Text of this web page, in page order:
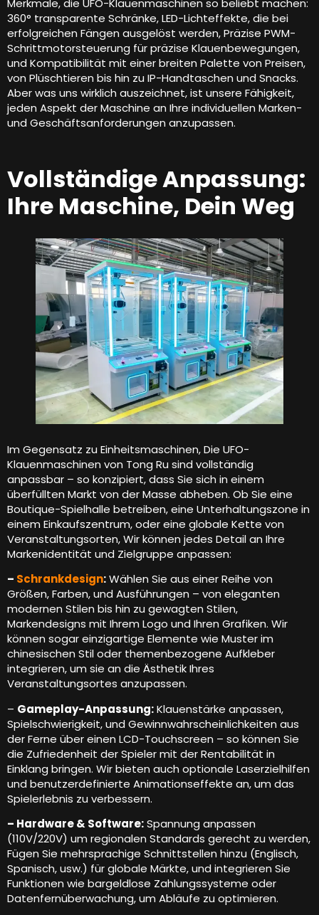
Merkmale, die UFO-Klauenmaschinen so beliebt machen:
360° transparente Schränke, LED-Lichteffekte, die bei
erfolgreichen Fängen ausgelöst werden, Präzise PWM-
Schrittmotorsteuerung für präzise Klauenbewegungen,
und Kompatibilität mit einer breiten Palette von Preisen,
von Plüschtieren bis hin zu IP-Handtaschen und Snacks.
Aber was uns wirklich auszeichnet, ist unsere Fähigkeit,
jeden Aspekt der Maschine an Ihre individuellen Marken-
und Geschäftsanforderungen anzupassen.
Vollständige Anpassung:
Ihre Maschine, Dein Weg
Im Gegensatz zu Einheitsmaschinen, Die UFO-
Klauenmaschinen von Tong Ru sind vollständig
anpassbar – so konzipiert, dass Sie sich in einem
überfüllten Markt von der Masse abheben. Ob Sie eine
Boutique-Spielhalle betreiben, eine Unterhaltungszone in
einem Einkaufszentrum, oder eine globale Kette von
Veranstaltungsorten, Wir können jedes Detail an Ihre
Markenidentität und Zielgruppe anpassen:
– Schrankdesign:Wählen Sie aus einer Reihe von
Größen, Farben, und Ausführungen – von eleganten
modernen Stilen bis hin zu gewagten Stilen,
Markendesigns mit Ihrem Logo und Ihren Grafiken. Wir
können sogar einzigartige Elemente wie Muster im
chinesischen Stil oder themenbezogene Aufkleber
integrieren, um sie an die Ästhetik Ihres
Veranstaltungsortes anzupassen.
– Gameplay-Anpassung:Klauenstärke anpassen,
Spielschwierigkeit, und Gewinnwahrscheinlichkeiten aus
der Ferne über einen LCD-Touchscreen – so können Sie
die Zufriedenheit der Spieler mit der Rentabilität in
Einklang bringen. Wir bieten auch optionale Laserzielhilfen
und benutzerdefinierte Animationseffekte an, um das
Spielerlebnis zu verbessern.
– Hardware & Software:Spannung anpassen
(110V/220V) um regionalen Standards gerecht zu werden,
Fügen Sie mehrsprachige Schnittstellen hinzu (Englisch,
Spanisch, usw.) für globale Märkte, und integrieren Sie
Funktionen wie bargeldlose Zahlungssysteme oder
Datenfernüberwachung, um Abläufe zu optimieren.